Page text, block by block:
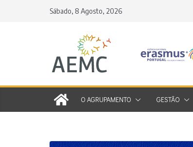
Sábado, 8 Agosto, 2026
O AGRUPAMENTO GESTÃO